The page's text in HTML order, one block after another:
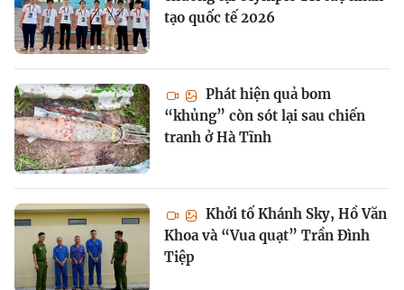
tạo quốc tế 2026
Phát hiện quả bom
“khủng” còn sót lại sau chiến
tranh ở Hà Tĩnh
Khởi tố Khánh Sky, Hồ Văn
Khoa và “Vua quạt” Trần Đình
Tiệp